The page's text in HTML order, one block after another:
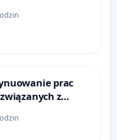
prac
z
rodzinnego